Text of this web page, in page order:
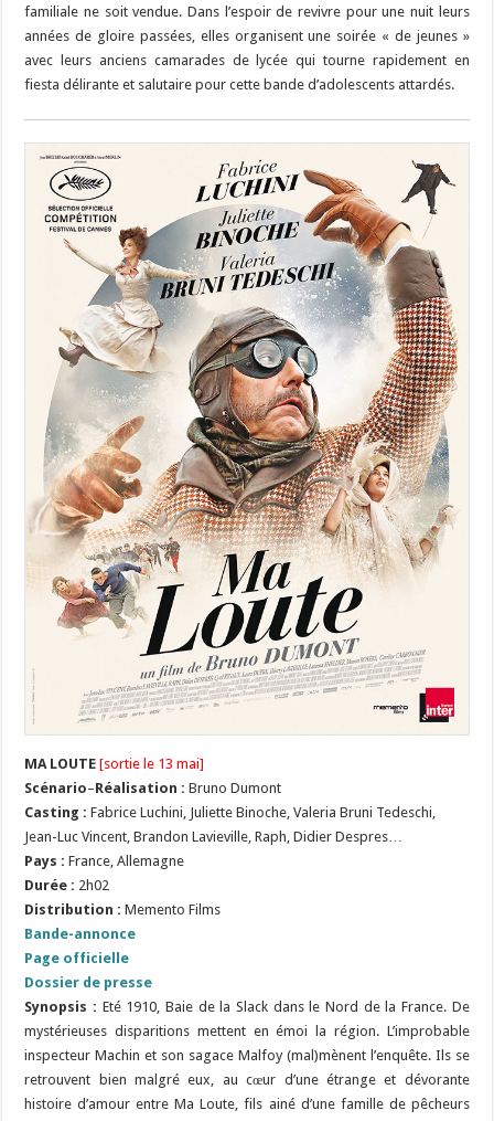
familiale ne soit vendue. Dans l’espoir de revivre pour une nuit leurs
années de gloire passées, elles organisent une soirée « de jeunes »
avec leurs anciens camarades de lycée qui tourne rapidement en
fiesta délirante et salutaire pour cette bande d’adolescents attardés.
MA LOUTE[sortie le 13 mai]
Scénario–Réalisation :Bruno Dumont
Casting :Fabrice Luchini, Juliette Binoche, Valeria Bruni Tedeschi,
Jean-Luc Vincent, Brandon Lavieville, Raph, Didier Despres…
Pays : France, Allemagne
Durée : 2h02
Distribution : Memento Films
Bande-annonce
Page officielle
Dossier de presse
Synopsis : Eté 1910, Baie de la Slack dans le Nord de la France. De
mystérieuses disparitions mettent en émoi la région. L’improbable
inspecteur Machin et son sagace Malfoy (mal)mènent l’enquête. Ils se
retrouvent bien malgré eux, au cœur d’une étrange et dévorante
histoire d’amour entre Ma Loute, fils ainé d’une famille de pêcheurs